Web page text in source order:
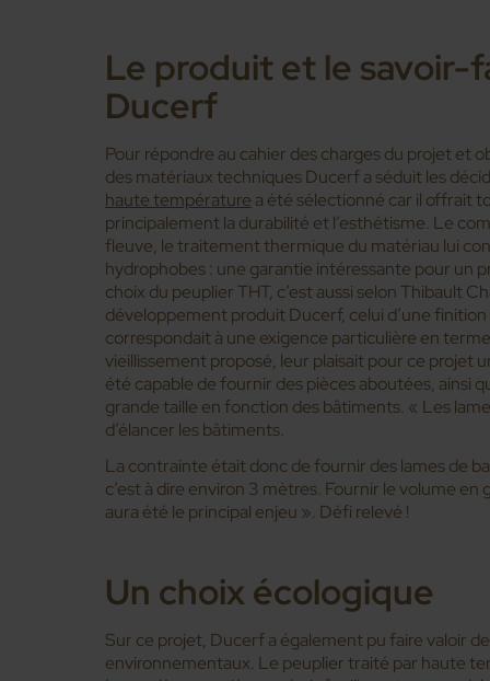
Le produit et le savoir-
Ducerf
Pour répondre au cahier des charges du projet et
des matériaux techniques Ducerf a séduit les
haute température a été sélectionné car il offrait
principalement la durabilité et l’esthétisme. Le
fleuve, le traitement thermique du matériau lui
hydrophobes : une garantie intéressante pour un
choix du peuplier THT, c’est aussi selon Thibault
développement produit Ducerf, celui d’une
correspondait à une exigence particulière en
vieillissement proposé, leur plaisait pour ce projet
été capable de fournir des pièces aboutées, ainsi
grande taille en fonction des bâtiments. « Les
d’élancer les bâtiments.
La contrainte était donc de fournir des lames de
c’est à dire environ 3 mètres. Fournir le volume
aura été le principal enjeu ». Défi relevé !
Un choix écologique
Sur ce projet, Ducerf a également pu faire valoir
environnementaux. Le peuplier traité par haute